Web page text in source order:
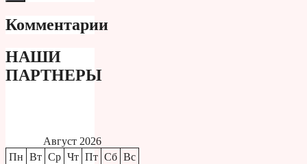
Комментарии
НАШИ
ПАРТНЕРЫ
Август 2026
Пн Вт Ср Чт Пт Сб Вс